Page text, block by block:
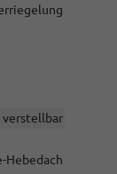
Hebedach